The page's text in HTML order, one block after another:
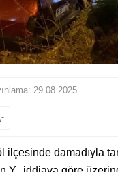
29.08.2025
-
ilçesinde damadıyla